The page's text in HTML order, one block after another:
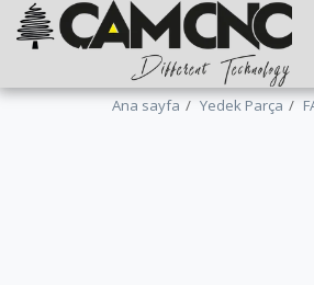
Ana sayfa Yedek Parça